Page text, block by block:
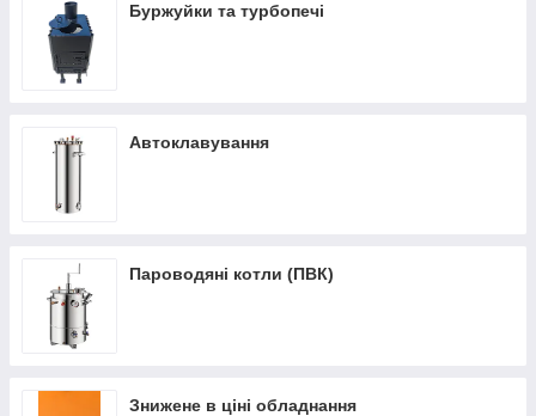
Буржуйки та турбопечі
Автоклавування
Пароводяні котли (ПВК)
Знижене в ціні обладнання